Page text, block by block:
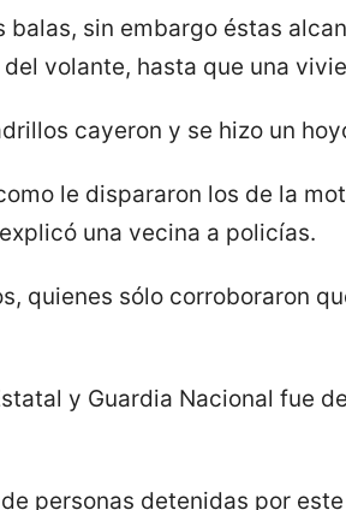
sin embargo éstas
volante, hasta que una
cayeron y se hizo un
le dispararon los de la
una vecina a policías.
quienes sólo corroboraron
y Guardia Nacional fue
personas detenidas por